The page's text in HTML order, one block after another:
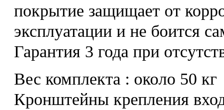
покрытие защищает от
эксплуатации и не боится
Гарантия 3 года при
Вес комплекта : около 50 кг
Кронштейны крепления